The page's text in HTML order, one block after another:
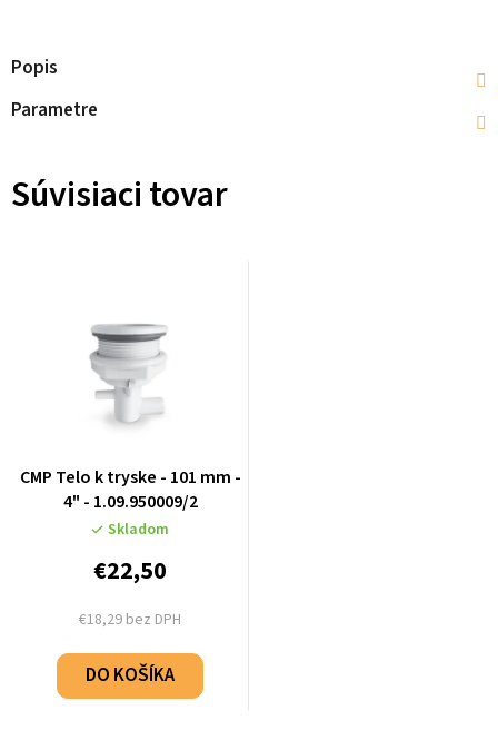
Popis
Parametre
Súvisiaci tovar
CMP Telo k tryske - 101 mm -
4" - 1.09.950009/2
Skladom
€18,29 bez DPH
€22,50
DO KOŠÍKA